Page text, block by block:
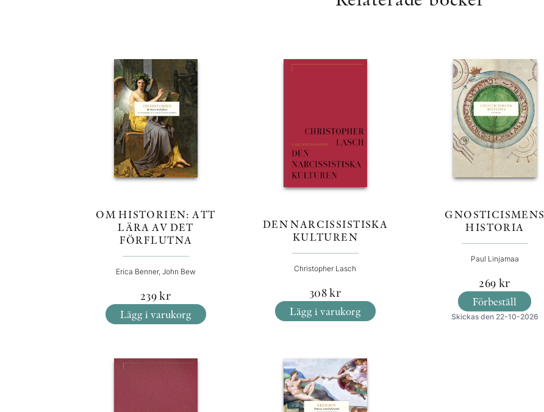
OM HISTORIEN: ATT
LÄRA AV DET
FÖRFLUTNA
Erica Benner, John Bew
239kr
Lägg i varukorg
DEN NARCISSISTISKA
KULTUREN
Christopher Lasch
308kr
Lägg i varukorg
GNOSTICISMENS
HISTORIA
Paul Linjamaa
269 kr
Förbeställ
Skickas den 22-10-2026